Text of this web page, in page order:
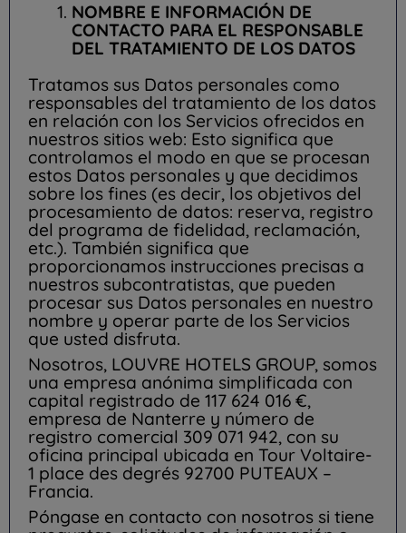
NOMBRE E INFORMACIÓN DE
CONTACTO PARA EL RESPONSABLE
DEL TRATAMIENTO DE LOS DATOS
Tratamos sus Datos personales como
responsables del tratamiento de los datos
en relación con los Servicios ofrecidos en
nuestros sitios web: Esto significa que
controlamos el modo en que se procesan
estos Datos personales y que decidimos
sobre los fines (es decir, los objetivos del
procesamiento de datos: reserva, registro
del programa de fidelidad, reclamación,
etc.). También significa que
proporcionamos instrucciones precisas a
nuestros subcontratistas, que pueden
procesar sus Datos personales en nuestro
nombre y operar parte de los Servicios
que usted disfruta.
Nosotros, LOUVRE HOTELS GROUP, somos
una empresa anónima simplificada con
capital registrado de 117 624 016 €,
empresa de Nanterre y número de
registro comercial 309 071 942, con su
oficina principal ubicada en Tour Voltaire-
1 place des degrés 92700 PUTEAUX –
Francia.
Póngase en contacto con nosotros si tiene